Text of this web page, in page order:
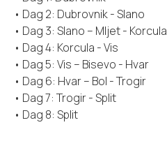
• Dag 2: Dubrovnik - Slano
• Dag 3: Slano – Mljet - Korcula
• Dag 4: Korcula - Vis
• Dag 5: Vis – Bisevo - Hvar
• Dag 6: Hvar – Bol - Trogir
• Dag 7: Trogir - Split
• Dag 8: Split